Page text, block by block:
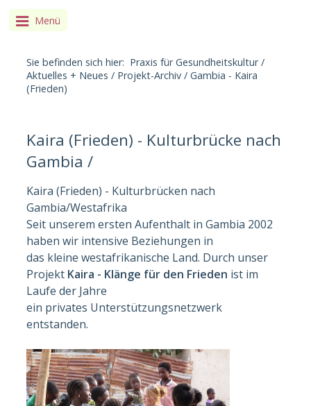
Menü
Sie befinden sich hier: Praxis für Gesundheitskultur /
Aktuelles + Neues / Projekt-Archiv / Gambia - Kaira
(Frieden)
Kaira (Frieden) - Kulturbrücke nach
Gambia /
Kaira (Frieden) - Kulturbrücken nach
Gambia/Westafrika
Seit unserem ersten Aufenthalt in Gambia 2002
haben wir intensive Beziehungen in
das kleine westafrikanische Land. Durch unser
Projekt Kaira - Klänge für den Frieden ist im
Laufe der Jahre
ein privates Unterstützungsnetzwerk
entstanden.